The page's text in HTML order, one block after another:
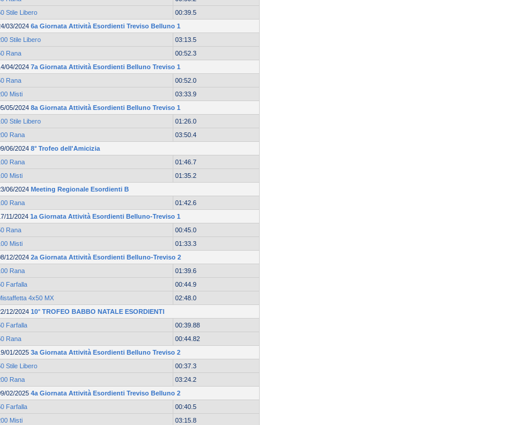
Stile Libero
00:39.5
03/2024 6a Giornata Attività Esordienti Treviso Belluno 1
Stile Libero
03:13.5
Rana
00:52.3
04/2024 7a Giornata Attività Esordienti Belluno Treviso 1
Rana
00:52.0
Misti
03:33.9
05/2024 8a Giornata Attività Esordienti Belluno Treviso 1
Stile Libero
01:26.0
Rana
03:50.4
06/2024 8° Trofeo dell'Amicizia
Rana
01:46.7
Misti
01:35.2
06/2024 Meeting Regionale Esordienti B
Rana
01:42.6
11/2024 1a Giornata Attività Esordienti Belluno-Treviso 1
Rana
00:45.0
Misti
01:33.3
12/2024 2a Giornata Attività Esordienti Belluno-Treviso 2
Rana
01:39.6
Farfalla
00:44.9
4x50 MX
02:48.0
12/2024 10° TROFEO BABBO NATALE ESORDIENTI
Farfalla
00:39.88
Rana
00:44.82
01/2025 3a Giornata Attività Esordienti Belluno Treviso 2
Stile Libero
00:37.3
Rana
03:24.2
02/2025 4a Giornata Attività Esordienti Treviso Belluno 2
Farfalla
00:40.5
Misti
03:15.8